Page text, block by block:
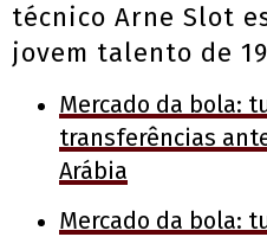
técnico Arne Slot
jovem talento de
Mercado da bola:
transferências
Arábia
Mercado da bola: